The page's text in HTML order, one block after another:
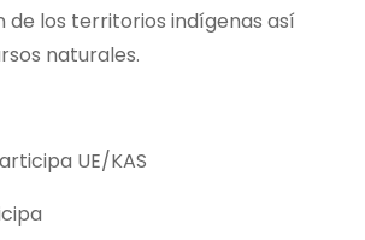
de los territorios indígenas así
naturales.
UE/KAS